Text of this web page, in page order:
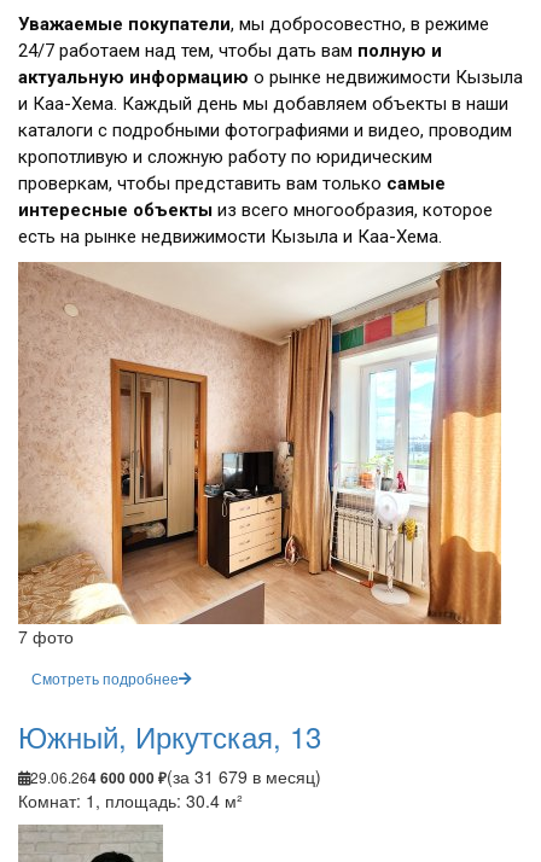
Уважаемые покупатели, мы добросовестно, в режиме
24/7 работаем над тем, чтобы дать вам полную и
актуальную информацию о рынке недвижимости Кызыла
и Каа-Хема. Каждый день мы добавляем объекты в наши
каталоги с подробными фотографиями и видео, проводим
кропотливую и сложную работу по юридическим
проверкам, чтобы представить вам только самые
интересные объекты из всего многообразия, которое
есть на рынке недвижимости Кызыла и Каа-Хема.
7 фото
Смотреть подробнее
Южный, Иркутская, 13
29.06.264 600 000 ₽(за 31 679 в месяц)
Комнат: 1, площадь: 30.4 м²